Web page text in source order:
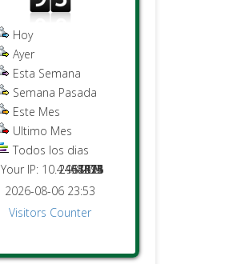
Hoy
Ayer
Esta Semana
Semana Pasada
Este Mes
Ultimo Mes
Todos los dias
878
1274
5421
2451476
8614
44015
2467893
Your IP: 10.4.98.208
2026-08-06 23:53
Visitors Counter